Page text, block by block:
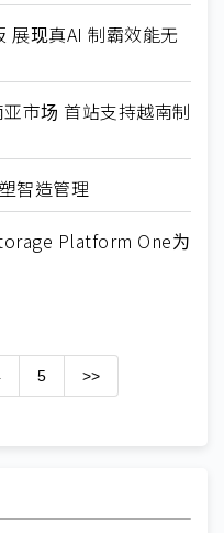
展现真AI 制霸效能无
市场 首站支持越南制
智造管理
Platform One为
5 >>